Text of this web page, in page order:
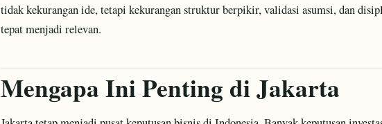
tidak kekurangan ide, tetapi kekurangan struktur berpikir, validasi asumsi, dan
tepat menjadi relevan.
Mengapa Ini Penting di Jakarta